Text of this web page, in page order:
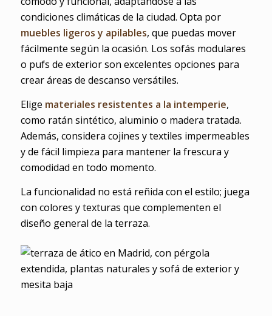
condiciones climáticas de la ciudad. Opta por
muebles ligeros y apilables, que puedas mover
fácilmente según la ocasión. Los sofás modulares
o pufs de exterior son excelentes opciones para
crear áreas de descanso versátiles.
Elige materiales resistentes a la intemperie,
como ratán sintético, aluminio o madera tratada.
Además, considera cojines y textiles impermeables
y de fácil limpieza para mantener la frescura y
comodidad en todo momento.
La funcionalidad no está reñida con el estilo; juega
con colores y texturas que complementen el
diseño general de la terraza.